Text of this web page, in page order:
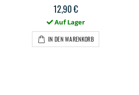
12,90 €
Auf Lager
IN DEN WARENKORB